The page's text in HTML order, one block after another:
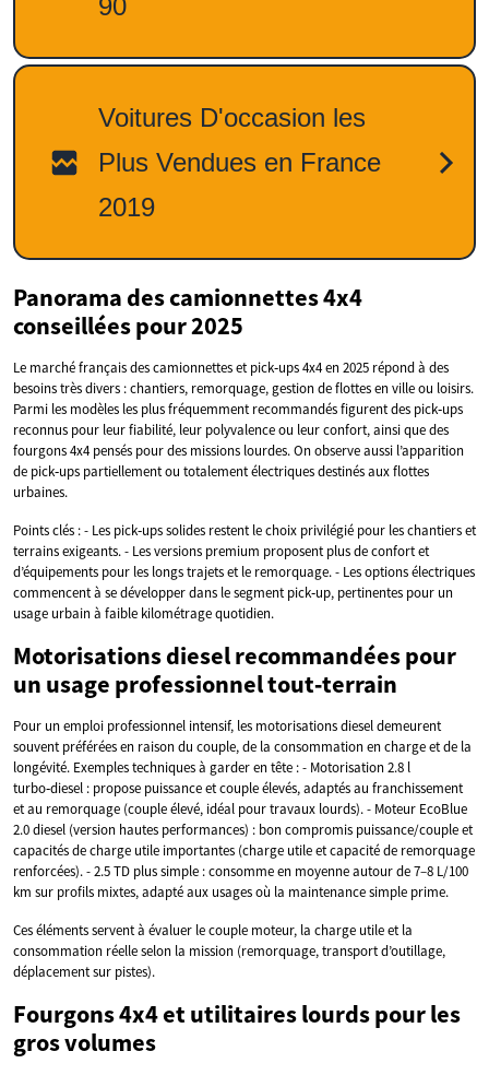
Panorama des camionnettes 4x4
conseillées pour 2025
Le marché français des camionnettes et pick‑ups 4x4 en 2025 répond à des
besoins très divers : chantiers, remorquage, gestion de flottes en ville ou loisirs.
Parmi les modèles les plus fréquemment recommandés figurent des pick‑ups
reconnus pour leur fiabilité, leur polyvalence ou leur confort, ainsi que des
fourgons 4x4 pensés pour des missions lourdes. On observe aussi l’apparition
de pick‑ups partiellement ou totalement électriques destinés aux flottes
urbaines.
Points clés : - Les pick‑ups solides restent le choix privilégié pour les chantiers et
terrains exigeants. - Les versions premium proposent plus de confort et
d’équipements pour les longs trajets et le remorquage. - Les options électriques
commencent à se développer dans le segment pick‑up, pertinentes pour un
usage urbain à faible kilométrage quotidien.
Motorisations diesel recommandées pour
un usage professionnel tout‑terrain
Pour un emploi professionnel intensif, les motorisations diesel demeurent
souvent préférées en raison du couple, de la consommation en charge et de la
longévité. Exemples techniques à garder en tête : - Motorisation 2.8 l
turbo‑diesel : propose puissance et couple élevés, adaptés au franchissement
et au remorquage (couple élevé, idéal pour travaux lourds). - Moteur EcoBlue
2.0 diesel (version hautes performances) : bon compromis puissance/couple et
capacités de charge utile importantes (charge utile et capacité de remorquage
renforcées). - 2.5 TD plus simple : consomme en moyenne autour de 7–8 L/100
km sur profils mixtes, adapté aux usages où la maintenance simple prime.
Ces éléments servent à évaluer le couple moteur, la charge utile et la
consommation réelle selon la mission (remorquage, transport d’outillage,
déplacement sur pistes).
Fourgons 4x4 et utilitaires lourds pour les
gros volumes